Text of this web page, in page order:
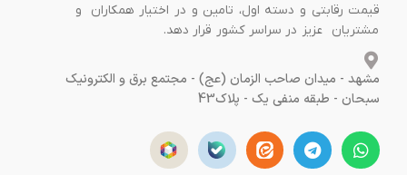
قیمت رقابتی و دسته اول، تامین و در اختیار همکاران و
مشتریان عزیز در سراسر کشور قرار دهد.
مشهد - میدان صاحب الزمان (عج) - مجتمع برق و الکترونیک
سبحان - طبقه منفی یک - پلاک43